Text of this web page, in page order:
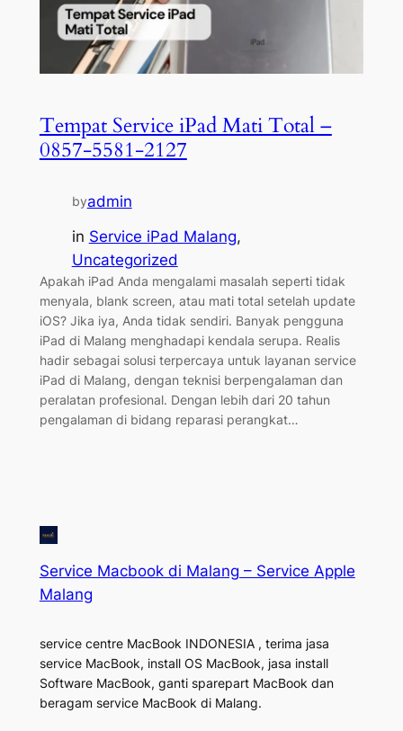
Tempat Service iPad Mati Total –
0857-5581-2127
byadmin
in Service iPad Malang
Uncategorized
Apakah iPad Anda mengalami masalah seperti tidak
menyala, blank screen, atau mati total setelah update
iOS? Jika iya, Anda tidak sendiri. Banyak pengguna
iPad di Malang menghadapi kendala serupa. Realis
hadir sebagai solusi terpercaya untuk layanan service
iPad di Malang, dengan teknisi berpengalaman dan
peralatan profesional. Dengan lebih dari 20 tahun
pengalaman di bidang reparasi perangkat…
Service Macbook di Malang – Service Apple
Malang
service centre MacBook INDONESIA , terima jasa
service MacBook, install OS MacBook, jasa install
Software MacBook, ganti sparepart MacBook dan
beragam service MacBook di Malang.